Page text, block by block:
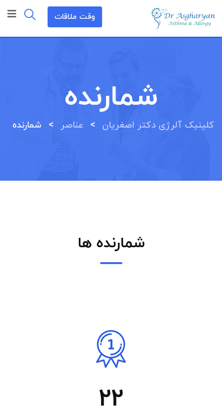
وقت ملاقات
شمارنده
کلینیک آلرژی دکتر اصغریان > عناصر > شمارنده
شمارنده ها
22